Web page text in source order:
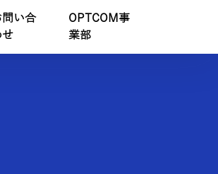
問い合
せ
OPTCOM事
業部